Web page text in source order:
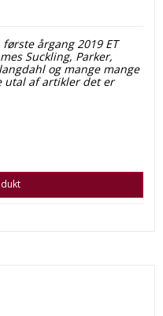
årgang 2019 ET
Suckling, Parker,
og mange mange
utal af artikler det er